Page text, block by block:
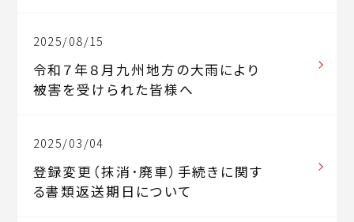
2025/08/15
令和７年８月九州地方の大雨により
被害を受けられた皆様へ
2025/03/04
登録変更（抹消･廃車）手続きに関す
る書類返送期日について